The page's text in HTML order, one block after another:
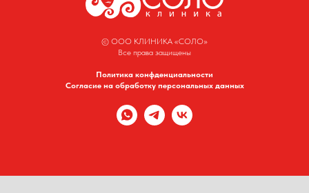
© ООО КЛИНИКА «СОЛО»
Все права защищены
Политика конфденциальности
Согласие на обработку персональных данных